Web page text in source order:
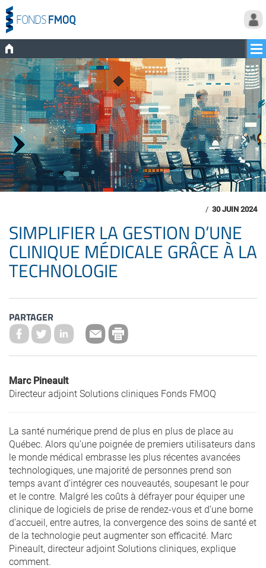
/ 30 JUIN 2024
SIMPLIFIER LA GESTION D’UNE
CLINIQUE MÉDICALE GRÂCE À LA
TECHNOLOGIE
PARTAGER
Marc Pineault
Directeur adjoint Solutions cliniques Fonds FMOQ
La santé numérique prend de plus en plus de place au
Québec. Alors qu’une poignée de premiers utilisateurs dans
le monde médical embrasse les plus récentes avancées
technologiques, une majorité de personnes prend son
temps avant d’intégrer ces nouveautés, soupesant le pour
et le contre. Malgré les coûts à défrayer pour équiper une
clinique de logiciels de prise de rendez-vous et d’une borne
d’accueil, entre autres, la convergence des soins de santé et
de la technologie peut augmenter son efficacité. Marc
Pineault, directeur adjoint Solutions cliniques, explique
comment.